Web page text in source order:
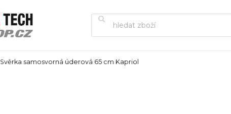
Svěrka samosvorná úderová 65 cm Kapriol